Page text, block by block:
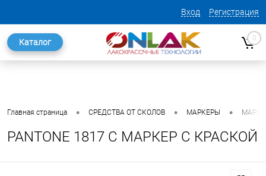
Вход Регистрация
Каталог 0
Главная страница • СРЕДСТВА ОТ СКОЛОВ • МАРКЕРЫ •
PANTONE 1817 C МАРКЕР С КРАСКОЙ